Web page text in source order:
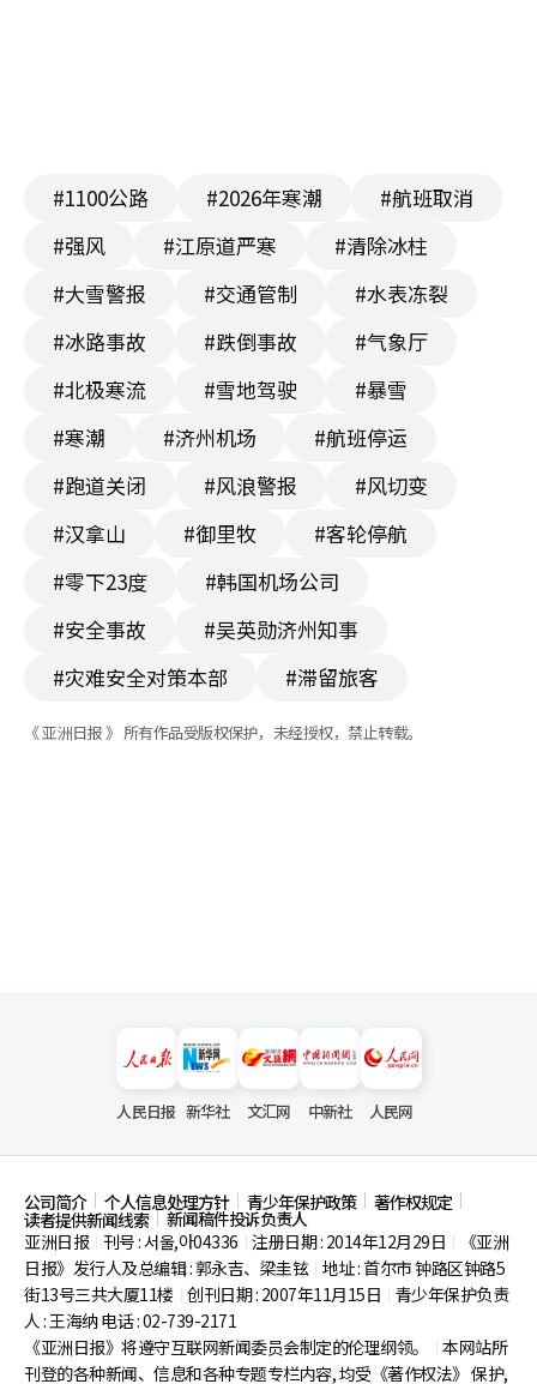
#1100公路 #2026年寒潮
#航班取消
#强风
#江原道严寒
#清除冰柱
#大雪警报
#交通管制
#水表冻裂
#冰路事故
#跌倒事故
#气象厅
#北极寒流
#雪地驾驶
#暴雪
#寒潮
#济州机场
#航班停运
#跑道关闭
#风浪警报
#风切变
#汉拿山
#御里牧
#客轮停航
#零下23度
#韩国机场公司
#安全事故
#吴英勋济州知事
#灾难安全对策本部
#滞留旅客
《 亚洲日报 》 所有作品受版权保护，未经授权，禁止转载。
人民日报 新华社 文汇网 中新社 人民网
公司简介 个人信息处理方针 青少年保护政策 著作权规定
读者提供新闻线索
新闻稿件投诉负责人
亚洲日报
刊号 : 서울,아04336 注册日期 : 2014年12月29日
《亚洲
日报》发行人及总编辑 : 郭永吉、梁圭铉 地址 : 首尔市钟路区钟路5
街13号三共大厦11楼 创刊日期 : 2007年11月15日
青少年保护负责
人 : 王海纳 电话 : 02-739-2171
《亚洲日报》将遵守互联网新闻委员会制定的伦理纲领。
本网站所
刊登的各种新闻、信息和各种专题专栏内容, 均受《著作权法》 保护,